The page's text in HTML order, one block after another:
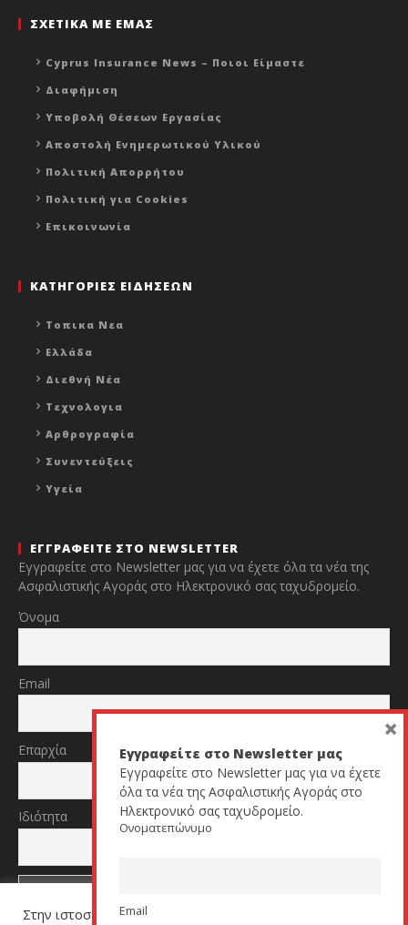
ΣΧΕΤΙΚΑ ΜΕ ΕΜΑΣ
Cyprus Insurance News – Ποιοι Είμαστε
Διαφήμιση
Υποβολή Θέσεων Εργασίας
Αποστολή Ενημερωτικού Υλικού
Πολιτική Απορρήτου
Πολιτική για Cookies
Επικοινωνία
ΚΑΤΗΓΟΡΙΕΣ ΕΙΔΗΣΕΩΝ
Τοπικα Νεα
Ελλάδα
Διεθνή Νέα
Τεχνολογια
Αρθρογραφία
Συνεντεύξεις
Υγεία
ΕΓΓΡΑΦΕΙΤΕ ΣΤΟ NEWSLETTER
Εγγραφείτε στο Newsletter μας για να έχετε όλα τα νέα της
Ασφαλιστικής Αγοράς στο Ηλεκτρονικό σας ταχυδρομείο.
Όνομα
Email
Επαρχία
Ιδιότητα
Στην ιστοσελίδα μας χρησιμοποιούμε cookies για να σας
Εγγραφείτε στο Newsletter μας
Εγγραφείτε στο Newsletter μας για να έχετε
όλα τα νέα της Ασφαλιστικής Αγοράς στο
Ηλεκτρονικό σας ταχυδρομείο.
Ονοματεπώνυμο
Email
×